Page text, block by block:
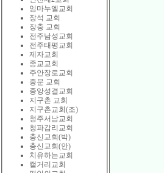
임마누엘교회
장석 교회
장충 교회
전주남성교회
전주태평교회
제자교회
종교교회
주안장로교회
중문 교회
중앙성결교회
지구촌 교회
지구촌교회(조)
청주서남교회
청파감리교회
충신교회(박)
충신교회(안)
치유하는교회
캘거리교회